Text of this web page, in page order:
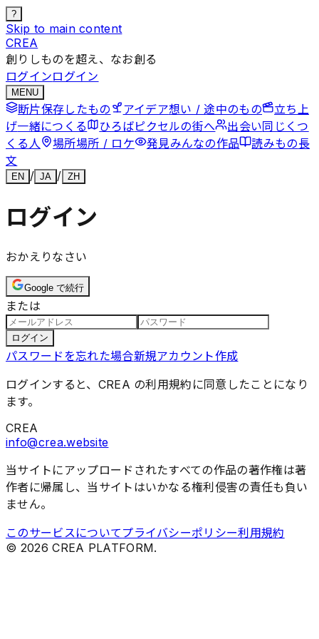
?
Skip to main content
CREA
創りしものを超え、なお創る
ログインログイン
MENU
断片保存したもの アイデア想い / 途中のもの
立ち上
げ一緒につくる ひろばピクセルの街へ 出会い同じくつ
くる人
場所場所 / ロケ 発見みんなの作品 読みもの長
文
EN / JA / ZH
ログイン
おかえりなさい
Google で続行
または
ログイン
パスワードを忘れた場合新規アカウント作成
ログインすると、CREA の利用規約に同意したことになり
ます。
CREA
info@crea.website
当サイトにアップロードされたすべての作品の著作権は著
作者に帰属し、当サイトはいかなる権利侵害の責任も負い
ません。
このサービスについて プライバシーポリシー利用規約
© 2026 CREA PLATFORM.